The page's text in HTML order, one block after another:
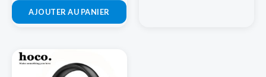
AJOUTER AU PANIER